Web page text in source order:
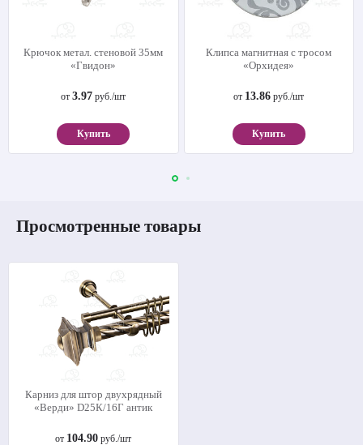
Крючок метал. стеновой 35мм
«Гвидон»
от3.97 руб./шт
Купить
Клипса магнитная с тросом
«Орхидея»
от 13.86 руб./шт
Купить
Просмотренные товары
Карниз для штор двухрядный
«Верди» D25К/16Г антик
от 104.90 руб./шт